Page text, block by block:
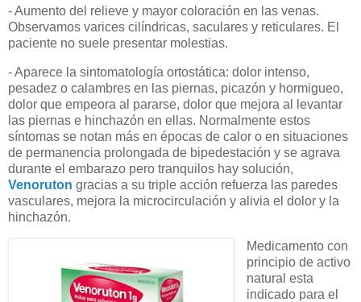
- Aumento del relieve y mayor coloración en las venas.
Observamos varices cilíndricas, saculares y reticulares. El
paciente no suele presentar molestias.
- Aparece la sintomatología ortostática: dolor intenso,
pesadez o calambres en las piernas, picazón y hormigueo,
dolor que empeora al pararse, dolor que mejora al levantar
las piernas e hinchazón en ellas. Normalmente estos
síntomas se notan más en épocas de calor o en situaciones
de permanencia prolongada de bipedestación y se agrava
durante el embarazo pero tranquilos hay solución,
Venoruton gracias a su triple acción refuerza las paredes
vasculares, mejora la microcirculación y alivia el dolor y la
hinchazón.
Medicamento con
principio de activo
natural esta
indicado para el